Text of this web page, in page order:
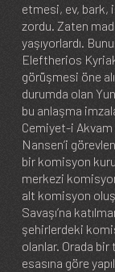
etmesi, ev, bark,
zordu. Zaten
yaşıyorlardı.
Eleftherios
görüşmesi öne
durumda olan
bu anlaşma
Cemiyet-i
Nansen’i
bir komisyon
merkezi
alt komisyon
Savaşı’na
şehirlerdeki
olanlar. Orada bir
esasına göre